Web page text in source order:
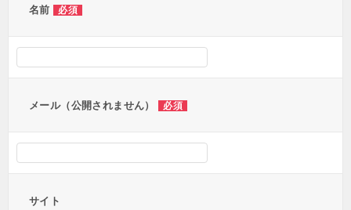
名前 必須
メール（公開されません） 必須
サイト